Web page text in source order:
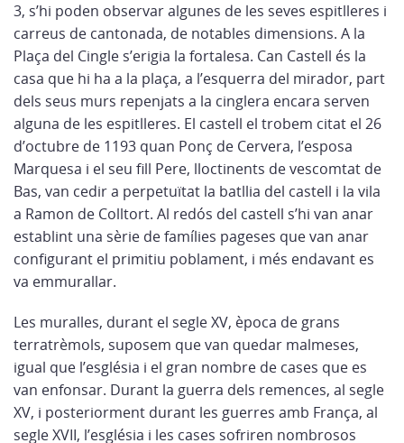
3, s’hi poden observar algunes de les seves espitlleres i
carreus de cantonada, de notables dimensions. A la
Plaça del Cingle s’erigia la fortalesa. Can Castell és la
casa que hi ha a la plaça, a l’esquerra del mirador, part
dels seus murs repenjats a la cinglera encara serven
alguna de les espitlleres. El castell el trobem citat el 26
d’octubre de 1193 quan Ponç de Cervera, l’esposa
Marquesa i el seu fill Pere, lloctinents de vescomtat de
Bas, van cedir a perpetuïtat la batllia del castell i la vila
a Ramon de Colltort. Al redós del castell s’hi van anar
establint una sèrie de famílies pageses que van anar
configurant el primitiu poblament, i més endavant es
va emmurallar.
Les muralles, durant el segle XV, època de grans
terratrèmols, suposem que van quedar malmeses,
igual que l’església i el gran nombre de cases que es
van enfonsar. Durant la guerra dels remences, al segle
XV, i posteriorment durant les guerres amb França, al
segle XVII, l’església i les cases sofriren nombrosos